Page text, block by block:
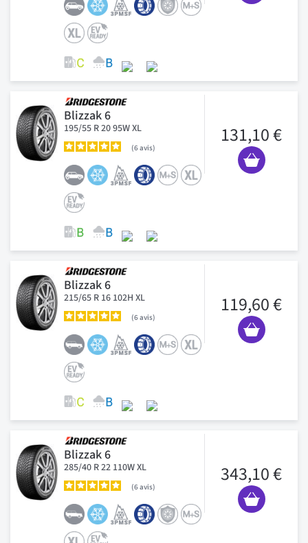
Blizzak 6
195/55 R 20 95W XL
6avis
131,10 €
Blizzak 6
215/65 R 16 102H XL
6avis
119,60 €
Blizzak 6
285/40 R 22 110W XL
6avis
343,10 €